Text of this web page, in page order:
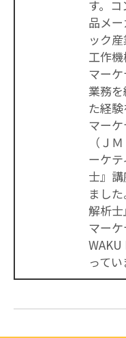
す。
品メ
ック
工作
マー
業務
た経
マー
（Ｊ
ーケ
士』
まし
解析
マーケ
ってい